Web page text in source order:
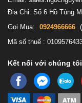
thống của chúng ta bị
trạng thái an toàn
quan trọng,
Địa Chỉ: Số 6 Hồ Tùng
Gọi Mua:
0924966666
Mã số thuế :
Kết nối với chúng tôi